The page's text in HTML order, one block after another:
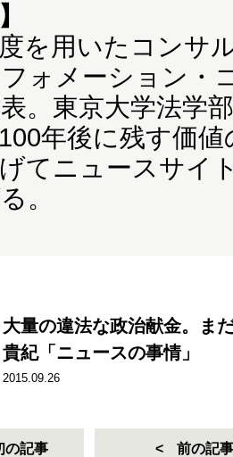
を用いたコンサ
ォメーション・
。東京大学法学
年後に残す価
てニュースサイ
。
大量の違法な政治献金。
貴紀「ニュースの事情」
2015.09.26
の記事 前の記事